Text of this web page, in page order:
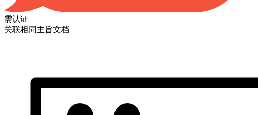
需认证
关联相同主旨文档